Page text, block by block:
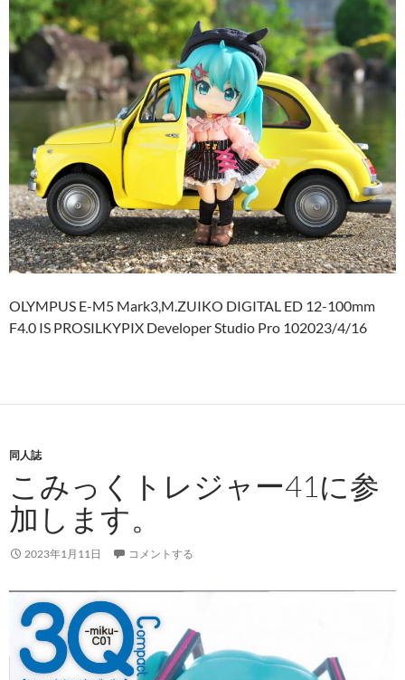
OLYMPUS E-M5 Mark3,M.ZUIKO DIGITAL ED 12-100mm
F4.0 IS PROSILKYPIX Developer Studio Pro 102023/4/16
同人誌
こみっくトレジャー41に参
加します。
2023年1月11日 コメントする